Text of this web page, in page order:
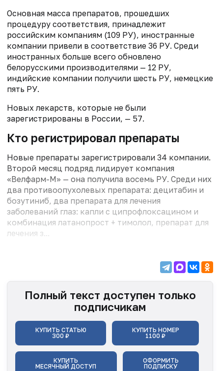
Основная масса препаратов, прошедших
процедуру соответствия, принадлежит
российским компаниям (109 РУ), иностранные
компании привели в соответствие 36 РУ. Среди
иностранных больше всего обновлено
белорусскими производителями — 12 РУ,
индийские компании получили шесть РУ, немецкие
пять РУ.
Новых лекарств, которые не были
зарегистрированы в России, — 57.
Кто регистрировал препараты
Новые препараты зарегистрировали 34 компании.
Второй месяц подряд лидирует компания
«Велфарм-М» — она получила восемь РУ. Среди них
два противоопухолевых препарата: децитабин и
бозутиниб, два препарата для лечения
заболеваний глаз: капли с ципрофлоксацином и
комбинация латанопрост + тимолол, препарат для
лечения з...
Полный текст доступен только
подписчикам
КУПИТЬ СТАТЬЮ
300 ₽
КУПИТЬ НОМЕР
1100 ₽
КУПИТЬ
МЕСЯЧНЫЙ ДОСТУП
ОФОРМИТЬ
ПОДПИСКУ